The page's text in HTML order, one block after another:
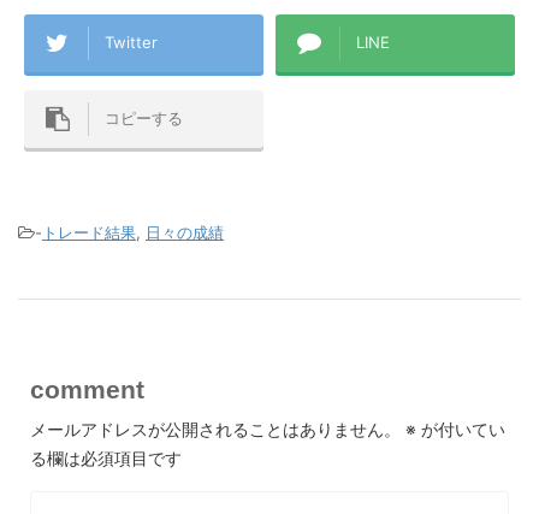
Twitter LINE
コピーする
- トレード結果, 日々の成績
comment
メールアドレスが公開されることはありません。 ※ が付いてい
る欄は必須項目です